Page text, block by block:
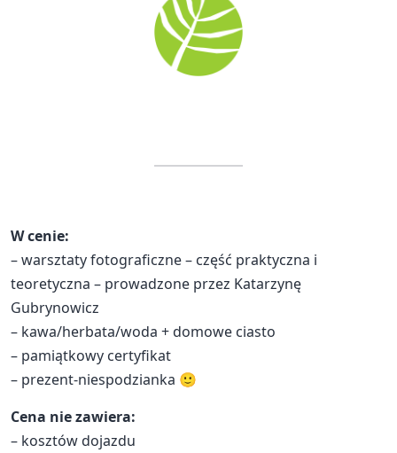
W cenie:
– warsztaty fotograficzne – część praktyczna i
teoretyczna – prowadzone przez Katarzynę
Gubrynowicz
– kawa/herbata/woda + domowe ciasto
– pamiątkowy certyfikat
– prezent-niespodzianka 🙂
Cena nie zawiera:
– kosztów dojazdu